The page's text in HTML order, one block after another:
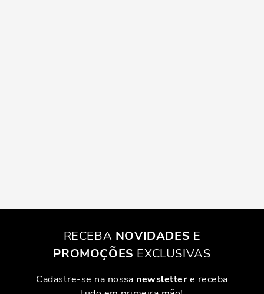
RECEBA NOVIDADES E
PROMOÇÕES EXCLUSIVAS
Cadastre-se na nossa newslettere receba